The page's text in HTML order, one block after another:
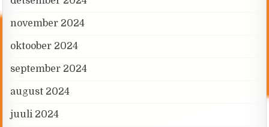
november 2024
oktoober 2024
september 2024
august 2024
juuli 2024